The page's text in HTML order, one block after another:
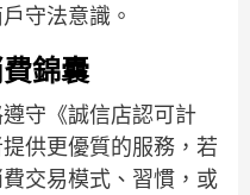
守法意識。
錦囊
守《誠信店認可計
供更優質的服務，若
交易模式、習慣，或